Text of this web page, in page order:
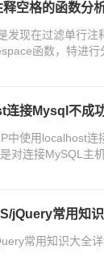
空格的函数分
发现在过滤单行
函数，特进
连接Mysql不成
中使用localhost
对连接MySQL主
jQuery常用知
常用知识大全